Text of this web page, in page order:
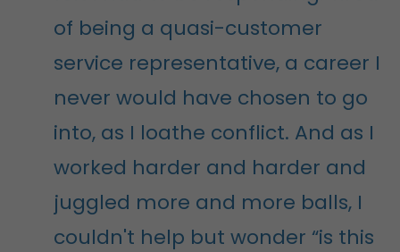
of being a quasi-customer
service representative, a career I
never would have chosen to go
into, as I loathe conflict. And as I
worked harder and harder and
juggled more and more balls, I
couldn't help but wonder “is this